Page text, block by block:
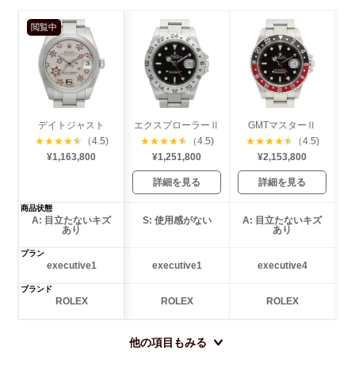
閲覧中
デイトジャスト
★★★★★
（4.5)
¥1,163,800
エクスプローラーⅡ
★★★★★
（4.5)
¥1,251,800
詳細を見る
GMTマスターⅡ
★★★★★
（4.5)
¥2,153,800
詳細を見る
商品状態
A: 目立たないキズ
あり
S: 使用感がない
A: 目立たないキズ
あり
プラン
executive1 executive1 executive4
ブランド
ROLEX ROLEX ROLEX
他の項目もみる